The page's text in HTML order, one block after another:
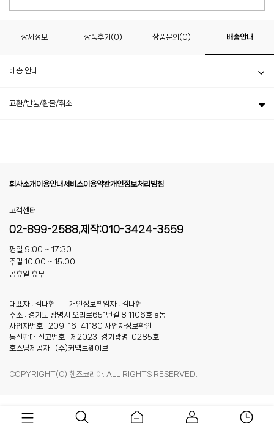
상세정보 상품후기(0) 상품문의(0) 배송안내
배송 안내
교환/반품/환불/취소
회사소개 이용안내서비스이용약관개인정보처리방침
고객센터
02-899-2588,제작:010-3424-3559
평일 9:00 ~ 17:30
주말 10:00 ~ 15:00
공휴일 휴무
대표자 : 김나현
개인정보책임자 : 김나현
주소 : 경기도 광명시 오리로651번길 8 1106호 a동
사업자번호 : 209-16-41180 사업자정보확인
통신판매 신고번호 : 제2023-경기광명-0285호
호스팅제공자 : (주)커넥트웨이브
COPYRIGHT(C) 핸즈코리아. ALL RIGHTS RESERVED.